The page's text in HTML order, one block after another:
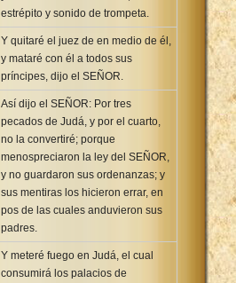
estrépito y sonido de trompeta.
Y quitaré el juez de en medio de él,
y mataré con él a todos sus
príncipes, dijo el SEÑOR.
Así dijo el SEÑOR: Por tres
pecados de Judá, y por el cuarto,
no la convertiré; porque
menospreciaron la ley del SEÑOR,
y no guardaron sus ordenanzas; y
sus mentiras los hicieron errar, en
pos de las cuales anduvieron sus
padres.
Y meteré fuego en Judá, el cual
consumirá los palacios de